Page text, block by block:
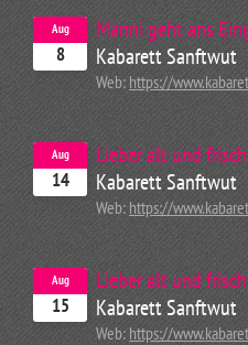
8
Aug
Manni geht ans
Kabarett Sanftwut
Web: https://
14
Aug
Lieber alt und
Kabarett Sanftwut
Web: https://
15
Aug
Lieber alt und
Kabarett Sanftwut
Web: https://